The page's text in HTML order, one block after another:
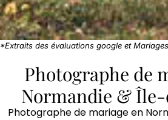
"Photos à la fois
*Extraits des évaluations google et
Photographe de
Normandie &
Photographe de mariage en